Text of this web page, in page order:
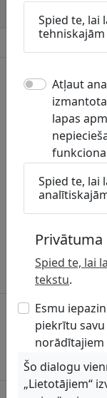
E-pasts
Pieņemšanas laiki
Ar ADTI
dokumenti
Par
izcenojumiem
Datubāzē
novadā
Latvijas Valsts
Sakaru tīkli
Latvijas Mobilais
Sakaru torņi
Sakaru tīkli
Spied te, lai
Atļaut
lapas
Spied te, lai
Spied te, lai
tekstu.
Esmu
piekrītu
norādītajiem
Šo dialogu
„Lietotājiem“